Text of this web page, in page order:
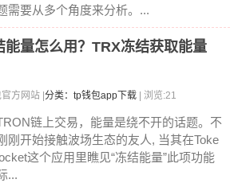
需要从多个角度来分析。...
量怎么用？TRX冻结获取能量
方网站 | 分类：tp钱包app下载 | 浏览:21
链上交易，能量是绕不开的话题。不
刚开始接触波场生态的友人, 当其在Toke
这个应用里瞧见“冻结能量”此项功能
...